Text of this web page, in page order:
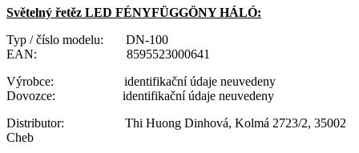
Světelný řetěz LED FÉNYFÜGGÖNY HÁLÓ:
Typ / číslo modelu: DN-100
EAN: 8595523000641
Výrobce: identifikační údaje neuvedeny
Dovozce: identifikační údaje neuvedeny
Distributor: Thi Huong Dinhová, Kolmá 2723/2, 35002
Cheb